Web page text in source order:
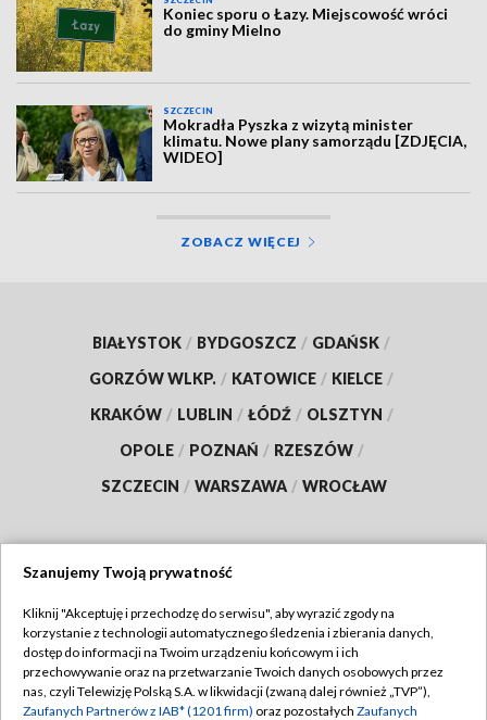
Koniec sporu o Łazy. Miejscowość wróci
do gminy Mielno
SZCZECIN
Mokradła Pyszka z wizytą minister
klimatu. Nowe plany samorządu [ZDJĘCIA,
WIDEO]
ZOBACZ WIĘCEJ
BIAŁYSTOK / BYDGOSZCZ / GDAŃSK /
GORZÓW WLKP. / KATOWICE / KIELCE /
KRAKÓW / LUBLIN / ŁÓDŹ / OLSZTYN /
OPOLE / POZNAŃ / RZESZÓW /
SZCZECIN / WARSZAWA / WROCŁAW
TVP
Abonament TVP
Emisja w TVP
Regulamin TVP
Polityka prywatności
Szanujemy Twoją prywatność
Kliknij "Akceptuję i przechodzę do serwisu", aby wyrazić zgody na
korzystanie z technologii automatycznego śledzenia i zbierania danych,
dostęp do informacji na Twoim urządzeniu końcowym i ich
przechowywanie oraz na przetwarzanie Twoich danych osobowych przez
nas, czyli Telewizję Polską S.A. w likwidacji (zwaną dalej również „TVP”),
Zaufanych Partnerów z IAB* (1201 firm) oraz pozostałych Zaufanych